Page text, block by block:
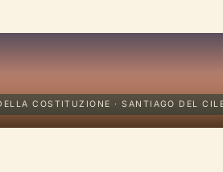
COSTITUZIONE · SANTIAGO DEL